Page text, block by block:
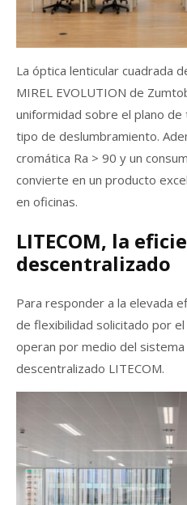
La óptica lenticular cuadrada
MIREL EVOLUTION de
uniformidad sobre el plano
tipo de deslumbramiento.
cromática Ra > 90 y un
convierte en un producto
en oficinas.
LITECOM, la
descentralizado
Para responder a la elevada
de flexibilidad solicitado por
operan por medio del
descentralizado LITECOM.